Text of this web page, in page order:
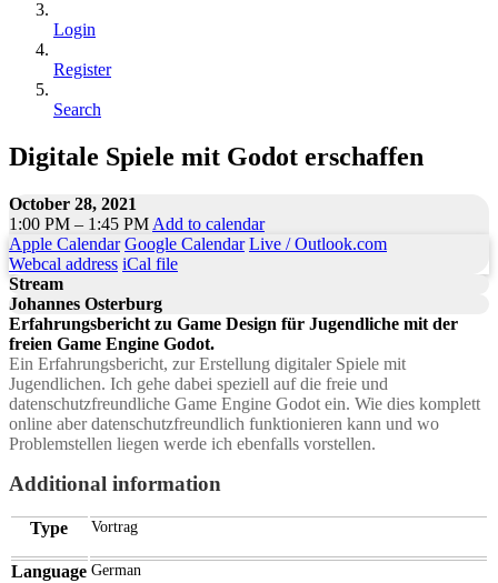
Login
Register
Search
Digitale Spiele mit Godot erschaffen
October 28, 2021
1:00 PM – 1:45 PM Add to calendar
Apple Calendar Google Calendar Live / Outlook.com
Webcal address iCal file
Stream
Johannes Osterburg
Erfahrungsbericht zu Game Design für Jugendliche mit der
freien Game Engine Godot.
Ein Erfahrungsbericht, zur Erstellung digitaler Spiele mit
Jugendlichen. Ich gehe dabei speziell auf die freie und
datenschutzfreundliche Game Engine Godot ein. Wie dies komplett
online aber datenschutzfreundlich funktionieren kann und wo
Problemstellen liegen werde ich ebenfalls vorstellen.
Additional information
Type Vortrag
Language German